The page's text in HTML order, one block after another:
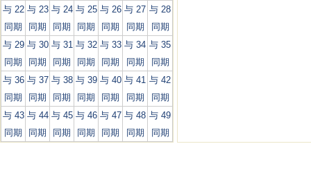
与 22
同期
与 23
同期
与 24
同期
与 25
同期
与 26
同期
与 27
同期
与 28
同期
与 29
同期
与 30
同期
与 31
同期
与 32
同期
与 33
同期
与 34
同期
与 35
同期
与 36
同期
与 37
同期
与 38
同期
与 39
同期
与 40
同期
与 41
同期
与 42
同期
与 43
同期
与 44
同期
与 45
同期
与 46
同期
与 47
同期
与 48
同期
与 49
同期